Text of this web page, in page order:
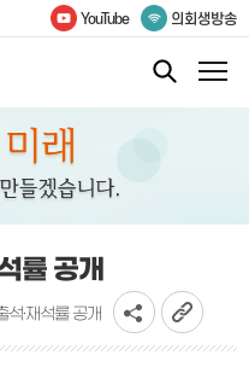
YouTube 의회생방송
률 공개
석·재석률 공개